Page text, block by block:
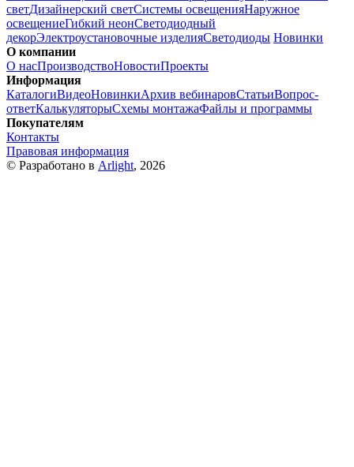
светДизайнерский светСистемы освещенияНаружное
освещениеГибкий неонСветодиодный
декорЭлектроустановочные изделияСветодиоды Новинки
О компании
О насПроизводствоНовостиПроекты
Информация
КаталогиВидеоНовинкиАрхив вебинаровСтатьиВопрос-
ответКалькуляторыСхемы монтажаФайлы и программы
Покупателям
Контакты
Правовая информация
© Разработано в Arlight, 2026